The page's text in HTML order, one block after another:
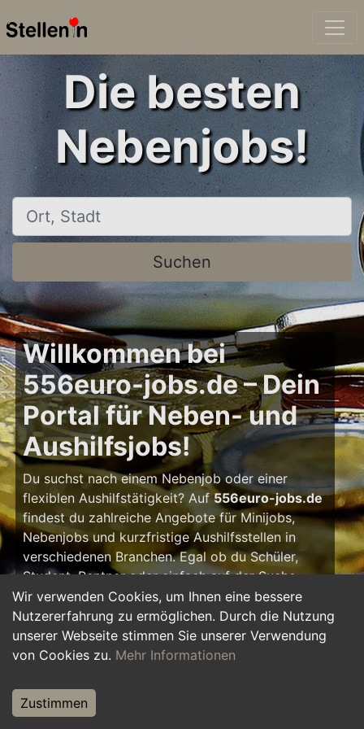
Wir verwenden Cookies, um Ihnen eine bessere
Nutzererfahrung zu ermöglichen. Durch die Nutzung
unserer Webseite stimmen Sie unserer Verwendung
von Cookies zu. Mehr Informationen
Zustimmen
Die besten
Nebenjobs!
Ort, Stadt
Suchen
Willkommen bei
556euro-jobs.de – Dein
Portal für Neben- und
Aushilfsjobs!
Du suchst nach einem Nebenjob oder einer
flexiblen Aushilfstätigkeit? Auf556euro-jobs.de
findest du zahlreiche Angebote für Minijobs,
Nebenjobs und kurzfristige Aushilfsstellen in
verschiedenen Branchen. Egal ob du Schüler,
Student, Rentner oder einfach auf der Suche
nach einem kleinen Zusatzverdienst bist – hier
findest du die passende Tätigkeit, die zu deinem
Zeitplan passt.
Ein Nebenjob oder Aushilfsjob bietet viele